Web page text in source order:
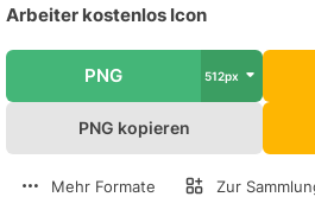
Arbeiter kostenlos Icon
PNG 512px
PNG kopieren
Mehr Formate Zur